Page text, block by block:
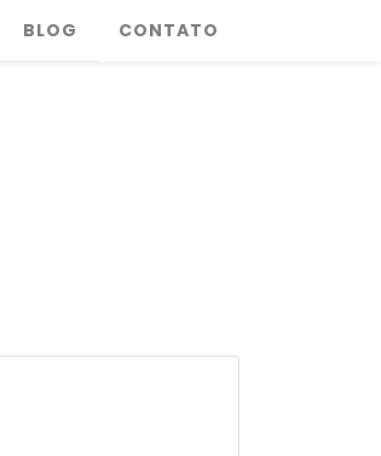
BLOG CONTATO